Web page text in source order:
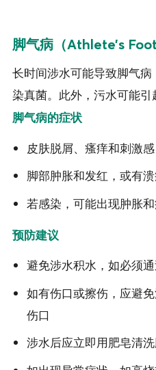
脚气病（Athlete’s Foot
长时间涉水可能导致脚气
染真菌。此外，污水可能引
脚气病的症状
皮肤脱屑、瘙痒和刺激感
脚部肿胀和发红，或有
若感染，可能出现肿胀
预防建议
避免涉水积水，如必须
如有伤口或擦伤，应避
伤口
涉水后应立即用肥皂清